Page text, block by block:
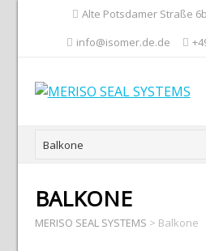
Alte Potsdamer Straße
info@isomer.de.de
BALKONE
MERISO SEAL SYSTEMS > Balkone